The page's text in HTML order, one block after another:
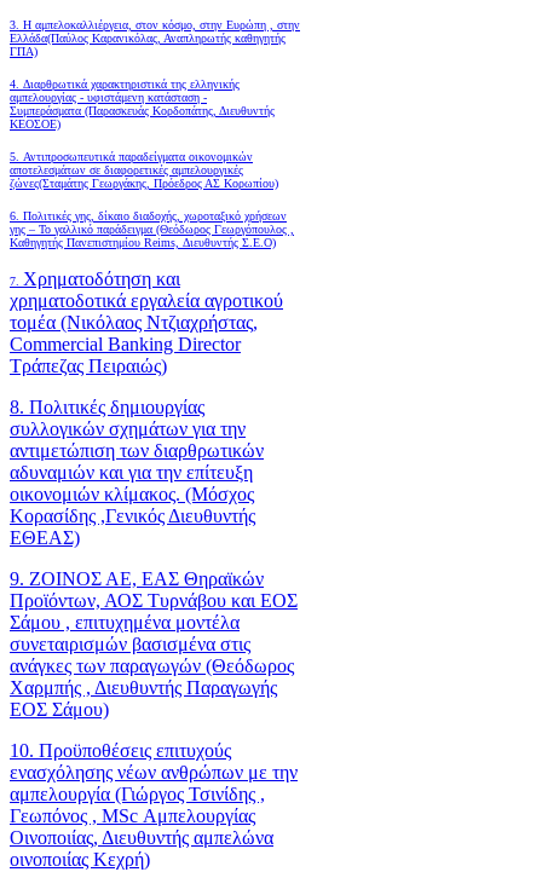
3. Η αμπελοκαλλιέργεια, στον κόσμο, στην Ευρώπη , στην
Ελλάδα(Παύλος Καρανικόλας, Αναπληρωτής καθηγητής
ΓΠΑ)
4. Διαρθρωτικά χαρακτηριστικά της ελληνικής
αμπελουργίας - υφιστάμενη κατάσταση -
Συμπεράσματα (Παρασκευάς Κορδοπάτης, Διευθυντής
ΚΕΟΣΟΕ)
5. Αντιπροσωπευτικά παραδείγματα οικονομικών
αποτελεσμάτων σε διαφορετικές αμπελουργικές
ζώνες(Σταμάτης Γεωργάκης, Πρόεδρος ΑΣ Κορωπίου)
6. Πολιτικές γης, δίκαιο διαδοχής, χωροταξικό χρήσεων
γης – Το γαλλικό παράδειγμα (Θεόδωρος Γεωργόπουλος ,
Καθηγητής Πανεπιστημίου Reims, Διευθυντής Σ.Ε.Ο)
7. Χρηματοδότηση και
χρηματοδοτικά εργαλεία αγροτικού
τομέα (Νικόλαος Ντζιαχρήστας,
Commercial Banking Director
Τράπεζας Πειραιώς)
8. Πολιτικές δημιουργίας
συλλογικών σχημάτων για την
αντιμετώπιση των διαρθρωτικών
αδυναμιών και για την επίτευξη
οικονομιών κλίμακος. (Μόσχος
Κορασίδης ,Γενικός Διευθυντής
ΕΘΕΑΣ)
9. ΖΟΙΝΟΣ ΑΕ, ΕΑΣ Θηραϊκών
Προϊόντων, ΑΟΣ Τυρνάβου και ΕΟΣ
Σάμου , επιτυχημένα μοντέλα
συνεταιρισμών βασισμένα στις
ανάγκες των παραγωγών (Θεόδωρος
Χαρμπής , Διευθυντής Παραγωγής
ΕΟΣ Σάμου)
10. Προϋποθέσεις επιτυχούς
ενασχόλησης νέων ανθρώπων με την
αμπελουργία (Γιώργος Τσινίδης ,
Γεωπόνος , MSc Αμπελουργίας
Οινοποιίας, Διευθυντής αμπελώνα
οινοποιίας Κεχρή)